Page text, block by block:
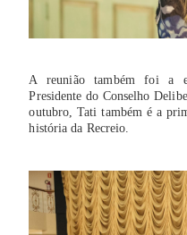
A reunião também foi a
Presidente do Conselho
outubro, Tati também é a
história da Recreio.